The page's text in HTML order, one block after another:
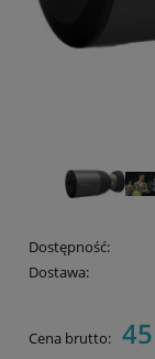
Dostępność:
Dostawa:
Cena nie
Cena brutto: